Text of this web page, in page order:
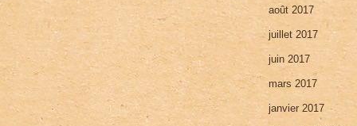
août 2017
juillet 2017
juin 2017
mars 2017
janvier 2017